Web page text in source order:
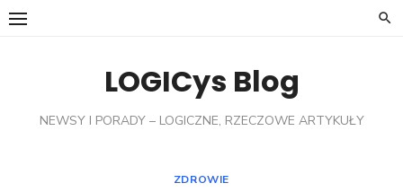
Skip
LOGICys Blog
NEWSY I PORADY – LOGICZNE, RZECZOWE ARTYKUŁY
ZDROWIE